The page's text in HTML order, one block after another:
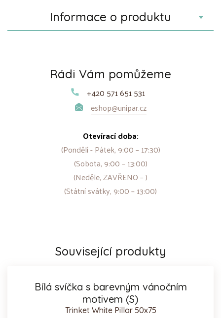
Informace o produktu
Rádi Vám pomůžeme
+420 571 651 531
eshop@unipar.cz
Otevírací doba:
(Pondělí - Pátek, 9:00 – 17:30)
(Sobota, 9:00 – 13:00)
(Neděle, ZAVŘENO – )
(Státní svátky, 9:00 – 13:00)
Související produkty
Bílá svíčka s barevným vánočním
motivem (S)
Trinket White Pillar 50x75